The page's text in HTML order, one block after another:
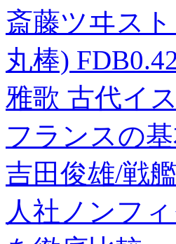
斎藤ツヰス
丸棒)
雅歌 古代イ
フランスの
吉田俊雄/戦
人社ノンフ